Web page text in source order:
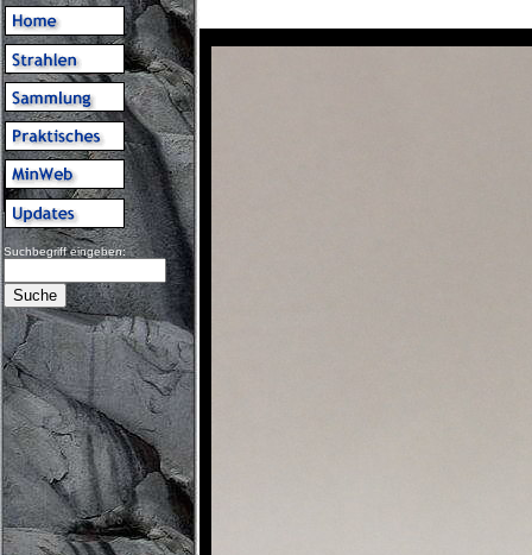
Suchbegriff eingeben: